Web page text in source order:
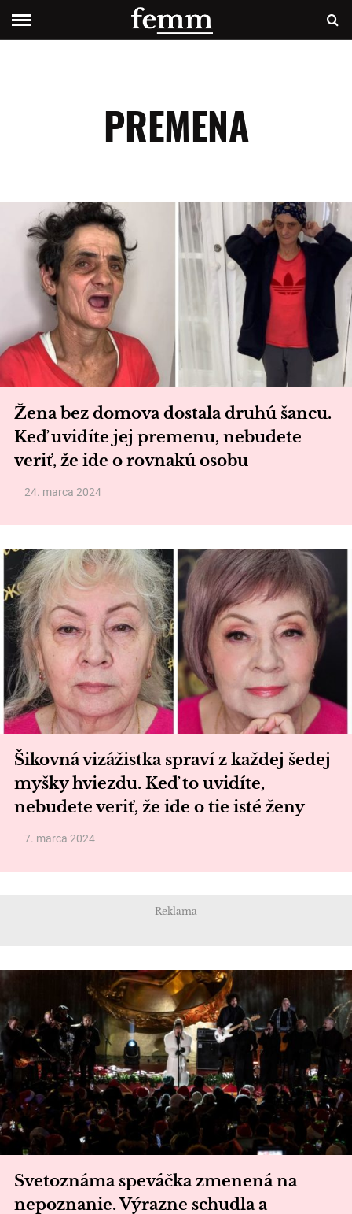
PREMENA
Žena bez domova dostala druhú šancu.
Keď uvidíte jej premenu, nebudete
veriť, že ide o rovnakú osobu
24. marca 2024
Šikovná vizážistka spraví z každej šedej
myšky hviezdu. Keď to uvidíte,
nebudete veriť, že ide o tie isté ženy
7. marca 2024
Reklama
Svetoznáma speváčka zmenená na
nepoznanie. Výrazne schudla a